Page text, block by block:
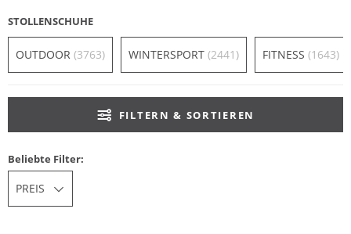
STOLLENSCHUHE
OUTDOOR (3763) WINTERSPORT (2441) FITNESS (1643)
FILTERN & SORTIEREN
Beliebte Filter:
PREIS